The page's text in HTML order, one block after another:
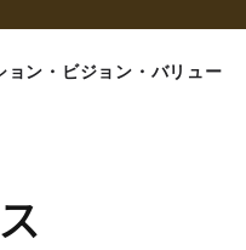
ョン・ビジョン・バリュー